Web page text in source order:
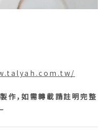
，如需轉載請註明完整